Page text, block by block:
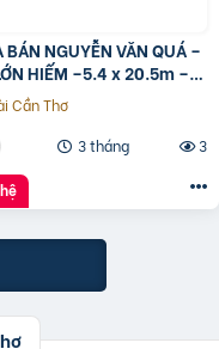
BÁN NGUYỄN VĂN QUÁ –
HIẾM –5.4 x 20.5m –
Cần Thơ
3 tháng
3